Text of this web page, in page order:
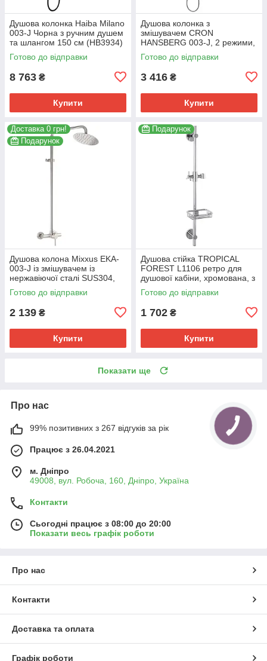
Душова колонка Haiba Milano
003-J Чорна з ручним душем
та шлангом 150 см (HB3934)
Готово до відправки
8 763 ₴
Купити
Душова колонка з
змішувачем CRON
HANSBERG 003-J, 2 режими,
хром, 150 см шланг (CR0188)
Готово до відправки
3 416 ₴
Купити
Доставка 0 грн!
Подарунок
Душова колона Mixxus EKA-
003-J із змішувачем із
нержавіючої сталі SUS304,
тропічний душ (MI2823)
Готово до відправки
2 139 ₴
Купити
Подарунок
Душова стійка TROPICAL
FOREST L1106 ретро для
душової кабіни, хромована, з
кріпленням. (TF0009)
Готово до відправки
1 702 ₴
Купити
Показати ще
Про нас
99% позитивних з 267 відгуків за рік
Працює з 26.04.2021
м. Дніпро
49008, вул. Робоча, 160, Дніпро, Україна
Контакти
Сьогодні працює з 08:00 до 20:00
Показати весь графік роботи
Про нас
Контакти
Доставка та оплата
Графік роботи